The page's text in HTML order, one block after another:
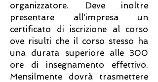
organizzatore. Deve inoltre
presentare all'impresa un
certificato di iscrizione al corso
ove risulti che il corso stesso ha
una durata superiore alle 300
ore di insegnamento effettivo.
Mensilmente dovrà trasmettere